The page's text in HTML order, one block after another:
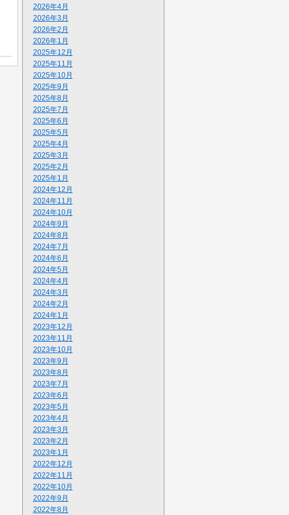
2026年4月
2026年3月
2026年2月
2026年1月
2025年12月
2025年11月
2025年10月
2025年9月
2025年8月
2025年7月
2025年6月
2025年5月
2025年4月
2025年3月
2025年2月
2025年1月
2024年12月
2024年11月
2024年10月
2024年9月
2024年8月
2024年7月
2024年6月
2024年5月
2024年4月
2024年3月
2024年2月
2024年1月
2023年12月
2023年11月
2023年10月
2023年9月
2023年8月
2023年7月
2023年6月
2023年5月
2023年4月
2023年3月
2023年2月
2023年1月
2022年12月
2022年11月
2022年10月
2022年9月
2022年8月